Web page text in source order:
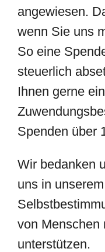
angewiesen.
wenn Sie uns
So eine
steuerlich
Ihnen gerne
Spenden über
Wir bedanken
uns in
von Menschen
unterstützen.